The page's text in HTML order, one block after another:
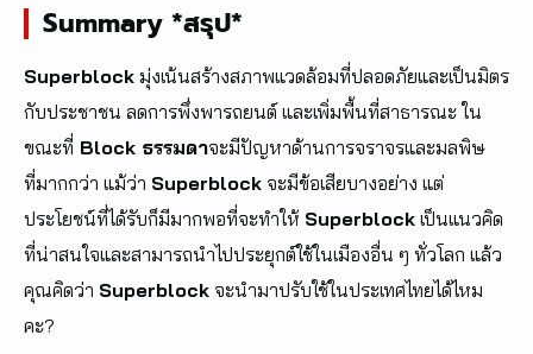
Summary *สรุป*
Superblock มุ่งเน้นสร้างสภาพแวดล้อมที่ปลอดภัยและเป็นมิตร
กับประชาชน ลดการพึ่งพารถยนต์ และเพิ่มพื้นที่สาธารณะ ใน
ขณะที่ Block ธรรมดาจะมีปัญหาด้านการจราจรและมลพิษ
ที่มากกว่า แม้ว่า Superblock จะมีข้อเสียบางอย่าง แต่
ประโยชน์ที่ได้รับก็มีมากพอที่จะทำให้ Superblock เป็นแนวคิด
ที่น่าสนใจและสามารถนำไปประยุกต์ใช้ในเมืองอื่น ๆ ทั่วโลก แล้ว
คุณคิดว่า Superblock จะนำมาปรับใช้ในประเทศไทยได้ไหม
คะ?